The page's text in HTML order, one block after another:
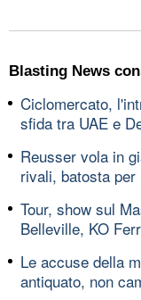
Blasting News
Ciclomercato,
sfida tra UAE e
Reusser vola in
rivali, batosta
Tour, show sul
Belleville, KO
Le accuse della
antiquato, non